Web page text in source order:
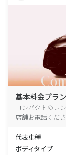
基本料金プラン
コンパクトのレ
店舗お電話くださ
代表車種
ボディタイプ